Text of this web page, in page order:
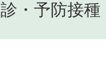
・予防接種